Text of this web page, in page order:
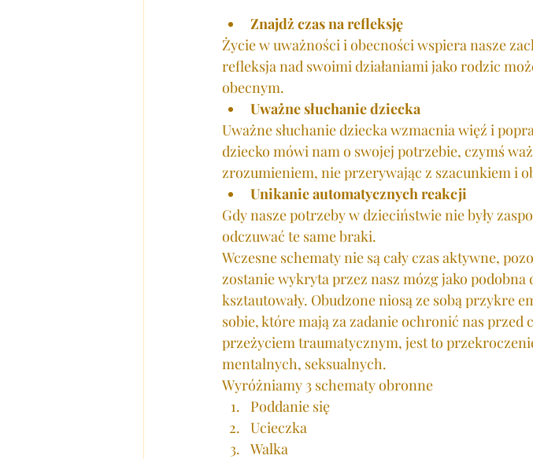
Znajdż czas na refleksję
Życie w uważności i obecności wspiera nasze
refleksja nad swoimi działaniami jako rodzic
obecnym.
Uważne słuchanie dziecka
Uważne słuchanie dziecka wzmacnia więź i
dziecko mówi nam o swojej potrzebie, czymś
zrozumieniem, nie przerywając z szacunkiem i
Unikanie automatycznych reakcji
Gdy nasze potrzeby w dzieciństwie nie były
odczuwać te same braki.
Wczesne schematy nie są cały czas aktywne,
zostanie wykryta przez nasz mózg jako
ksztautowały. Obudzone niosą ze sobą przykre
sobie, które mają za zadanie ochronić nas
przeżyciem traumatycznym, jest to
mentalnych, seksualnych.
Wyróżniamy 3 schematy obronne
Poddanie się
Ucieczka
Walka